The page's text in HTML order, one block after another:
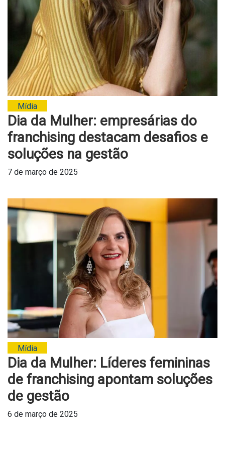
Mídia
Dia da Mulher: empresárias do
franchising destacam desafios e
soluções na gestão
7 de março de 2025
Mídia
Dia da Mulher: Líderes femininas
de franchising apontam soluções
de gestão
6 de março de 2025